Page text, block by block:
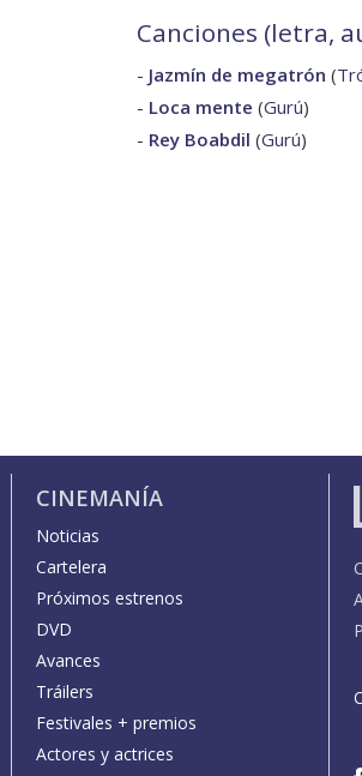
Canciones (letra,
- Jazmín de megatrón (
- Loca mente (Gurú)
- Rey Boabdil (Gurú)
CINEMANÍA
Noticias
Cartelera
Próximos estrenos
DVD
Avances
Tráilers
Festivales + premios
Actores y actrices